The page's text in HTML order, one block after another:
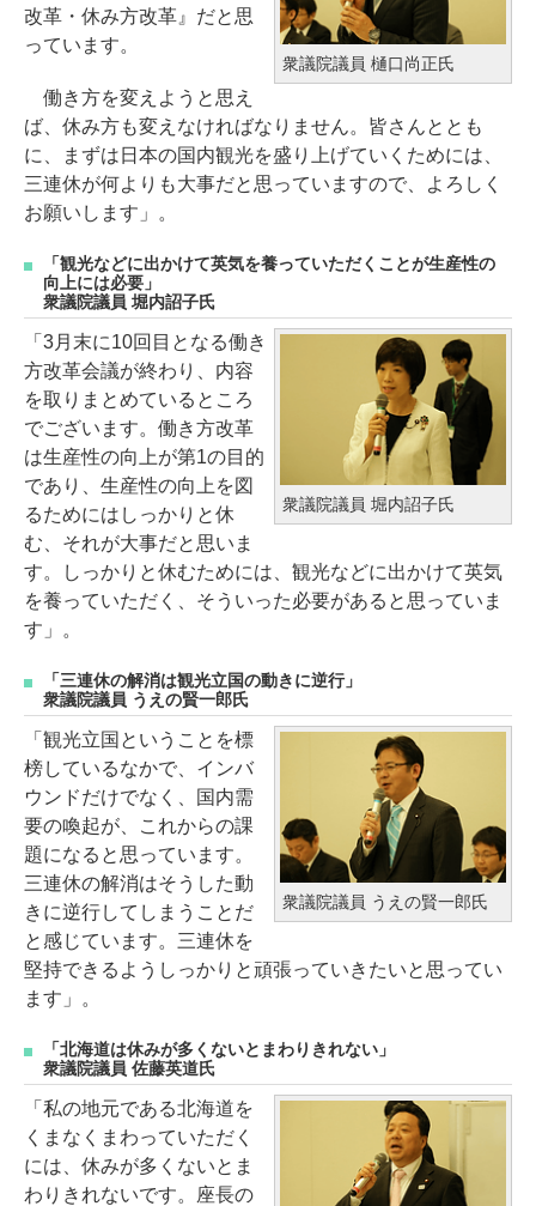
衆議院議員 樋口尚正氏
改革・休み方改革』だと思
っています。
働き方を変えようと思え
ば、休み方も変えなければなりません。皆さんととも
に、まずは日本の国内観光を盛り上げていくためには、
三連休が何よりも大事だと思っていますので、よろしく
お願いします」。
「観光などに出かけて英気を養っていただくことが生産性の
向上には必要」
衆議院議員 堀内詔子氏
衆議院議員 堀内詔子氏
「3月末に10回目となる働き
方改革会議が終わり、内容
を取りまとめているところ
でございます。働き方改革
は生産性の向上が第1の目的
であり、生産性の向上を図
るためにはしっかりと休
む、それが大事だと思いま
す。しっかりと休むためには、観光などに出かけて英気
を養っていただく、そういった必要があると思っていま
す」。
「三連休の解消は観光立国の動きに逆行」
衆議院議員 うえの賢一郎氏
衆議院議員 うえの賢一郎氏
「観光立国ということを標
榜しているなかで、インバ
ウンドだけでなく、国内需
要の喚起が、これからの課
題になると思っています。
三連休の解消はそうした動
きに逆行してしまうことだ
と感じています。三連休を
堅持できるようしっかりと頑張っていきたいと思ってい
ます」。
「北海道は休みが多くないとまわりきれない」
衆議院議員 佐藤英道氏
「私の地元である北海道を
くまなくまわっていただく
には、休みが多くないとま
わりきれないです。座長の